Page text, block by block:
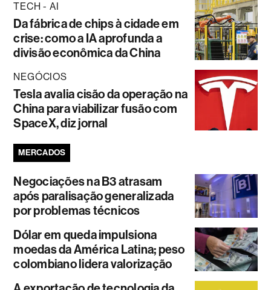
TECH - AI
Da fábrica de chips à cidade em
crise: como a IA aprofunda a
divisão econômica da China
NEGÓCIOS
Tesla avalia cisão da operação na
China para viabilizar fusão com
SpaceX, diz jornal
MERCADOS
Negociações na B3 atrasam
após paralisação generalizada
por problemas técnicos
Dólar em queda impulsiona
moedas da América Latina; peso
colombiano lidera valorização